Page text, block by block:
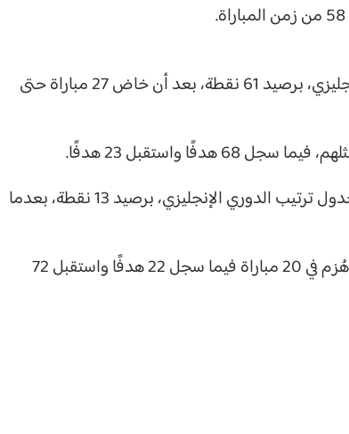
يحتل أرسنال المركز الثالث في جدول ترتيب الدوري الإنجليزي، برصيد 61 نقطة، بعد أن خاض 27 مباراة حتى
فيما يحتل شيفيلد يونايتد المركز العشرون والأخير في جدول ترتيب الدوري الإنجليزي، برصيد 13 نقطة، بعدما
فاز شيفيلد يونايتد في 3 مباريات وتعادل في 4 لقاءات وهُزم في 20 مباراة فيما سجل 22 هدفًا واستقبل 72